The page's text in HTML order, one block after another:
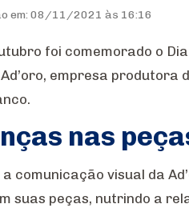
em: 08/11/2021 às 16:16
foi comemorado o
empresa
nas
a comunicação visual da
suas peças, nutrindo a